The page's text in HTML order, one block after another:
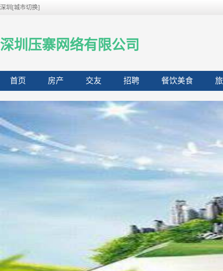
深圳[城市切换]
深圳压寨网络有限公司
首页 房产 交友 招聘 餐饮美食